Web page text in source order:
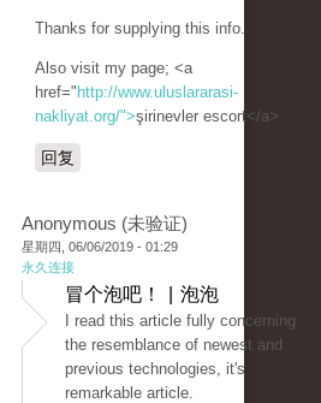
Thanks for supplying this info.
Also visit my page; <a
href=" http://www.uluslararasi-
nakliyat.org/">şirinevler escort</a>
回复
Anonymous (未验证)
星期四, 06/06/2019 - 01:29
永久连接
冒个泡吧！ | 泡泡
I read this article fully concerning
the resemblance of newest and
previous technologies, it's
remarkable article.